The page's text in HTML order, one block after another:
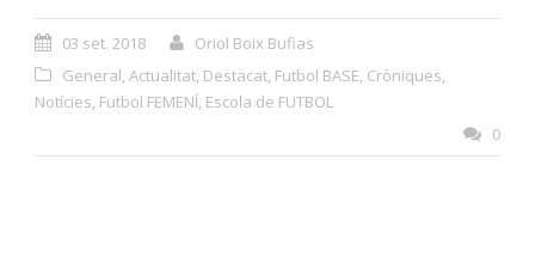
03 set. 2018
Oriol Boix Bufias
General, Actualitat, Destacat, Futbol BASE, Cròniques,
Notícies, Futbol FEMENÍ, Escola de FUTBOL
0